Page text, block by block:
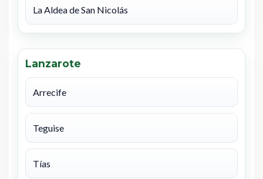
La Aldea de San Nicolás
Lanzarote
Arrecife
Teguise
Tías